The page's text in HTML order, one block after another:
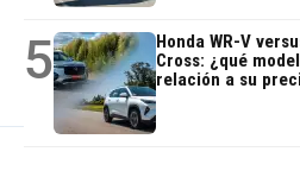
5
Honda WR-V
Cross: ¿qué
relación a su